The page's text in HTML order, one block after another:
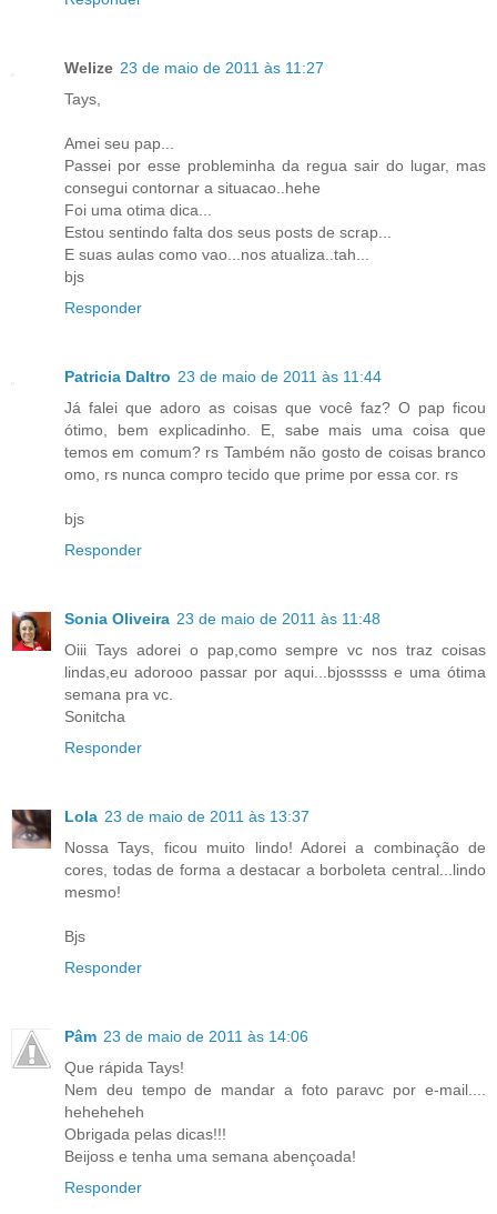
Welize 23 de maio de 2011 às 11:27
Tays,
Amei seu pap...
Passei por esse probleminha da regua sair do lugar, mas
consegui contornar a situacao..hehe
Foi uma otima dica...
Estou sentindo falta dos seus posts de scrap...
E suas aulas como vao...nos atualiza..tah...
bjs
Responder
Patricia Daltro 23 de maio de 2011 às 11:44
Já falei que adoro as coisas que você faz? O pap ficou
ótimo, bem explicadinho. E, sabe mais uma coisa que
temos em comum? rs Também não gosto de coisas branco
omo, rs nunca compro tecido que prime por essa cor. rs
bjs
Responder
Sonia Oliveira 23 de maio de 2011 às 11:48
Oiii Tays adorei o pap,como sempre vc nos traz coisas
lindas,eu adorooo passar por aqui...bjosssss e uma ótima
semana pra vc.
Sonitcha
Responder
Lola 23 de maio de 2011 às 13:37
Nossa Tays, ficou muito lindo! Adorei a combinação de
cores, todas de forma a destacar a borboleta central...lindo
mesmo!
Bjs
Responder
Pâm 23 de maio de 2011 às 14:06
Que rápida Tays!
Nem deu tempo de mandar a foto paravc por e-mail....
heheheheh
Obrigada pelas dicas!!!
Beijoss e tenha uma semana abençoada!
Responder